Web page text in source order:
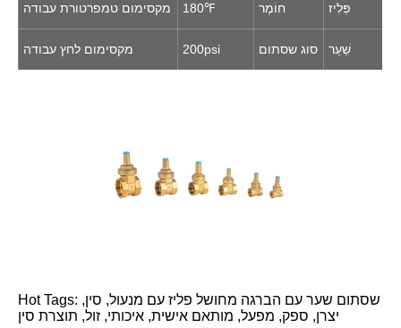
מקסימום טמפרטורת עבודה 180℉ חוֹמֶר פְּלִיז
מקסימום לחץ עבודה 200psi סוג שסתום שַׁעַר
Hot Tags: שסתום שער עם הברגה מחושל פליז עם מנעול, סין,
יצרן, ספק, מפעל, מותאם אישית, איכותי, זול, תוצרת סין